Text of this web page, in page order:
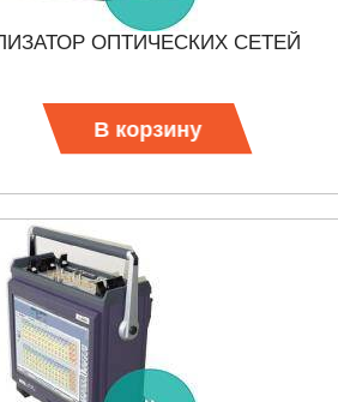
ОПТИЧЕСКИХ СЕТЕЙ
В корзину